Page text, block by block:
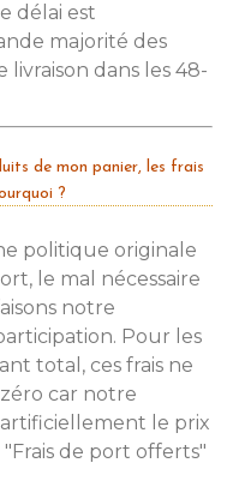
délai est
majorité des
dans les 48-
de mon panier, les frais
?
politique originale
le mal nécessaire
notre
Pour les
total, ces frais ne
car notre
le prix
de port offerts"